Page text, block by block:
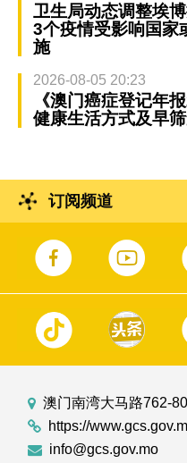
卫生局动态调整埃
3个疫情受影响国家
施
2026-08-05 20:23
《澳门癌症登记年
健康生活方式及早
订阅频道
澳门南湾大马路762-
https://
info@gcs.gov.mo